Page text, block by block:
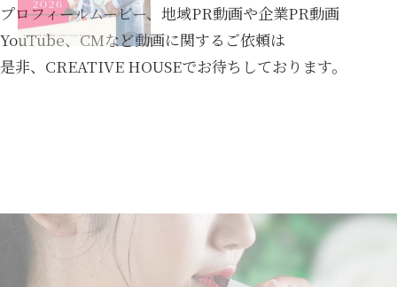
プロフィールムービー、地域PR動画や企業PR動画
YouTube、CMなど動画に関するご依頼は
是非、CREATIVE HOUSEでお待ちしております。